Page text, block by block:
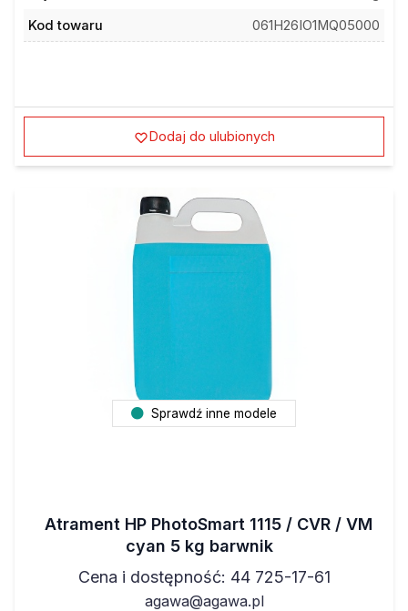
Kod towaru
061H26IO1MQ05000
Dodaj do ulubionych
Sprawdź inne modele
Atrament HP PhotoSmart 1115 / CVR / VM
cyan 5 kg barwnik
Cena i dostępność: 44 725-17-61
agawa@agawa.pl